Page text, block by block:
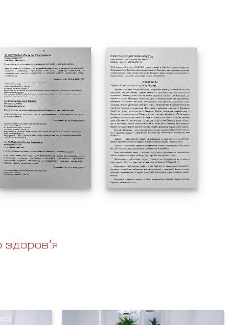
здоров'я